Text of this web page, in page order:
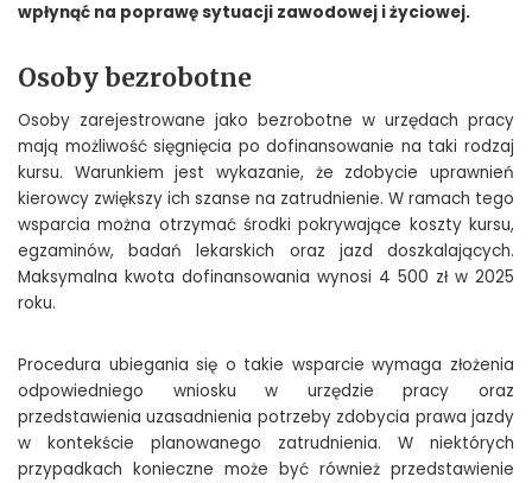
wpłynąć na poprawę sytuacji zawodowej i życiowej.
Osoby bezrobotne
Osoby zarejestrowane jako bezrobotne w urzędach pracy
mają możliwość sięgnięcia po dofinansowanie na taki rodzaj
kursu. Warunkiem jest wykazanie, że zdobycie uprawnień
kierowcy zwiększy ich szanse na zatrudnienie. W ramach tego
wsparcia można otrzymać środki pokrywające koszty kursu,
egzaminów, badań lekarskich oraz jazd doszkalających.
Maksymalna kwota dofinansowania wynosi 4 500 zł w 2025
roku.
Procedura ubiegania się o takie wsparcie wymaga złożenia
odpowiedniego wniosku w urzędzie pracy oraz
przedstawienia uzasadnienia potrzeby zdobycia prawa jazdy
w kontekście planowanego zatrudnienia. W niektórych
przypadkach konieczne może być również przedstawienie